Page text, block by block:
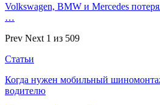
Volkswagen, BMW и Mercedes
…
Prev Next 1 из 509
Статьи
Когда нужен мобильный
водителю